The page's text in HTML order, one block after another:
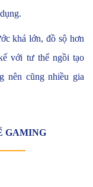
khá lớn, đồ sộ hơn
với tư thế ngồi tạo
nên cũng nhiều gia
GAMING